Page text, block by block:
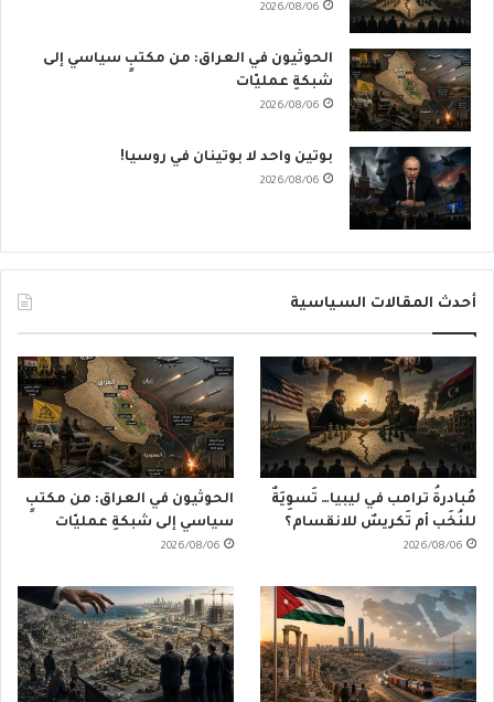
2026/08/06
الحوثيون في العراق: من مكتبٍ سياسي إلى
شبكةِ عمليّات
2026/08/06
بوتين واحد لا بوتينان في روسيا!
2026/08/06
أحدث المقالات السياسية
مُبادرةُ ترامب في ليبيا… تَسوِيَةٌ
للنُخَب أم تَكريسٌ للانقسام؟
2026/08/06
الحوثيون في العراق: من مكتبٍ
سياسي إلى شبكةِ عمليّات
2026/08/06